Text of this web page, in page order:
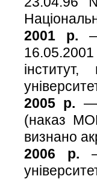
2001 р.
2005 р. —
(наказ
визнано
2006 р.